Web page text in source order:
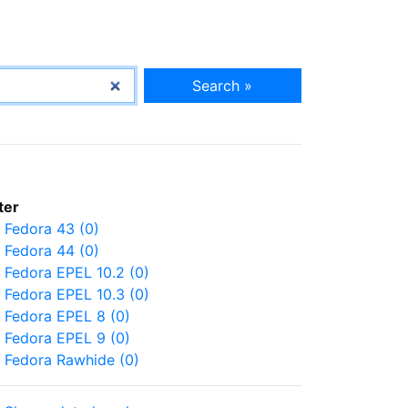
Search »
Fedora 43 (0)
Fedora 44 (0)
Fedora EPEL 10.2 (0)
Fedora EPEL 10.3 (0)
Fedora EPEL 8 (0)
Fedora EPEL 9 (0)
Fedora Rawhide (0)